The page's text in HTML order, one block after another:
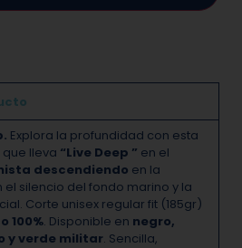
Explora la profundidad con esta
lleva “Live Deep ” en el
descendiendo en la
silencio del fondo marino y la
Corte unisex regular fit (185gr)
100%. Disponible en negro,
y verde militar. Sencilla,